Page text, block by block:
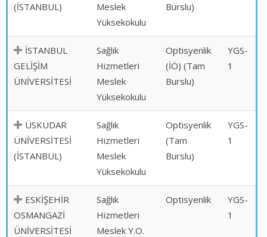
(İSTANBUL)
Meslek
Yüksekokulu
Burslu)
İSTANBUL
GELİŞİM
ÜNİVERSİTESİ
Sağlık
Hizmetleri
Meslek
Yüksekokulu
Optisyenlik
(İÖ) (Tam
Burslu)
YGS-
1
ÜSKÜDAR
ÜNİVERSİTESİ
(İSTANBUL)
Sağlık
Hizmetleri
Meslek
Yüksekokulu
Optisyenlik
(Tam
Burslu)
YGS-
1
ESKİŞEHİR
OSMANGAZİ
ÜNİVERSİTESİ
Sağlık
Hizmetleri
Meslek Y.O.
Optisyenlik
YGS-
1